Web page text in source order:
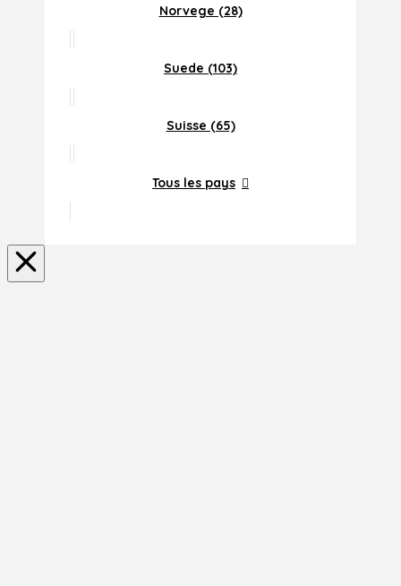
Norvege (28)
Suede (103)
Suisse (65)
Tous les pays